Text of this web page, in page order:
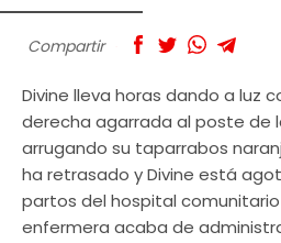
Compartir
Divine lleva horas dando a luz
derecha agarrada al poste de
arrugando su taparrabos
ha retrasado y Divine está
partos del hospital
enfermera acaba de